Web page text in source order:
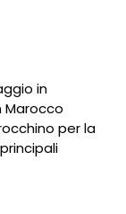
in
Marocco
per la